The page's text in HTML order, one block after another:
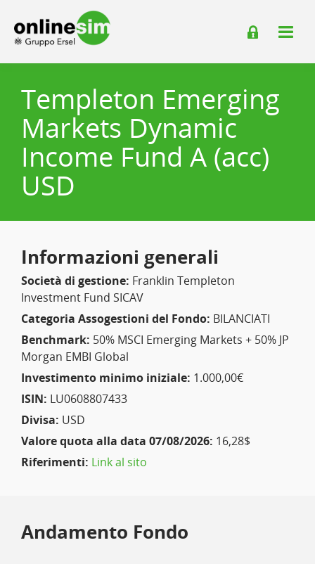
Templeton Emerging
Markets Dynamic
Income Fund A (acc)
USD
Informazioni generali
Società di gestione: Franklin Templeton
Investment Fund SICAV
Categoria Assogestioni del Fondo: BILANCIATI
Benchmark: 50% MSCI Emerging Markets + 50% JP
Morgan EMBI Global
Investimento minimo iniziale: 1.000,00€
ISIN: LU0608807433
Divisa: USD
Valore quota alla data 07/08/2026: 16,28$
Riferimenti: Link al sito
Andamento Fondo